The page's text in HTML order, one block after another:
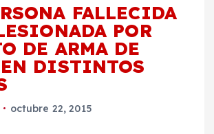
FALLECIDA
POR
DE ARMA DE
EN DISTINTOS
octubre 22, 2015